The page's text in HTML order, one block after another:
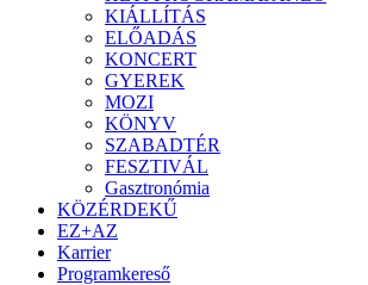
KIÁLLÍTÁS
ELŐADÁS
KONCERT
GYEREK
MOZI
KÖNYV
SZABADTÉR
FESZTIVÁL
Gasztronómia
KÖZÉRDEKŰ
EZ+AZ
Karrier
Programkereső